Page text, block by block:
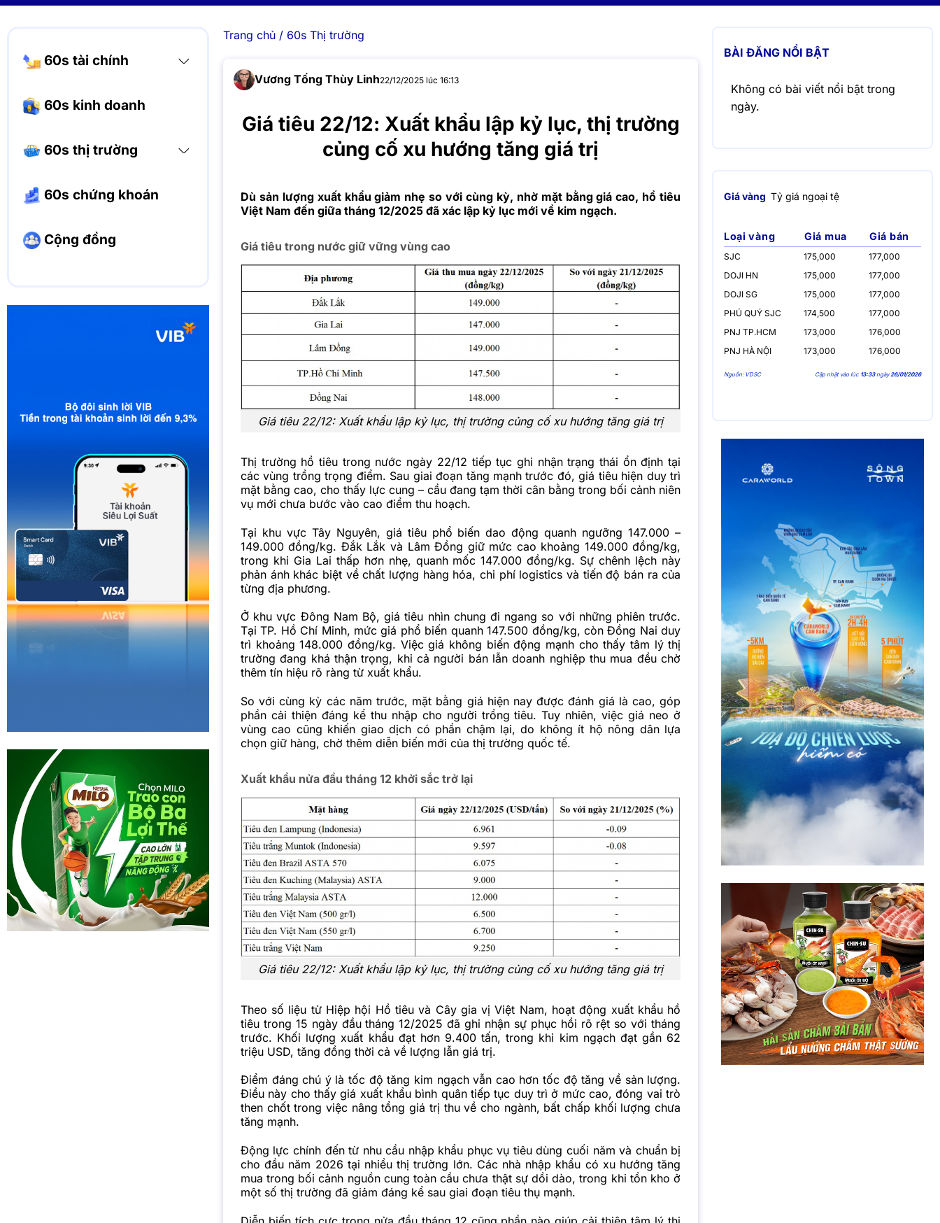
60s tài chính
60s kinh doanh
60s thị trường
60s chứng khoán
Cộng đồng
Trang chủ/ 60s Thị trường
Vương Tống Thùy Linh22/12/2025 lúc 16:13
Giá tiêu 22/12: Xuất khẩu lập kỷ lục, thị trường
củng cố xu hướng tăng giá trị
Dù sản lượng xuất khẩu giảm nhẹ so với cùng kỳ, nhờ mặt bằng giá cao, hồ tiêu
Việt Nam đến giữa tháng 12/2025 đã xác lập kỷ lục mới về kim ngạch.
Giá tiêu trong nước giữ vững vùng cao
Giá tiêu 22/12: Xuất khẩu lập kỷ lục, thị trường củng cố xu hướng tăng giá trị
Thị trường hồ tiêu trong nước ngày 22/12 tiếp tục ghi nhận trạng thái ổn định tại
các vùng trồng trọng điểm. Sau giai đoạn tăng mạnh trước đó, giá tiêu hiện duy trì
mặt bằng cao, cho thấy lực cung – cầu đang tạm thời cân bằng trong bối cảnh niên
vụ mới chưa bước vào cao điểm thu hoạch.
Tại khu vực Tây Nguyên, giá tiêu phổ biến dao động quanh ngưỡng 147.000 –
149.000 đồng/kg. Đắk Lắk và Lâm Đồng giữ mức cao khoảng 149.000 đồng/kg,
trong khi Gia Lai thấp hơn nhẹ, quanh mốc 147.000 đồng/kg. Sự chênh lệch này
phản ánh khác biệt về chất lượng hàng hóa, chi phí logistics và tiến độ bán ra của
từng địa phương.
Ở khu vực Đông Nam Bộ, giá tiêu nhìn chung đi ngang so với những phiên trước.
Tại TP. Hồ Chí Minh, mức giá phổ biến quanh 147.500 đồng/kg, còn Đồng Nai duy
trì khoảng 148.000 đồng/kg. Việc giá không biến động mạnh cho thấy tâm lý thị
trường đang khá thận trọng, khi cả người bán lẫn doanh nghiệp thu mua đều chờ
thêm tín hiệu rõ ràng từ xuất khẩu.
So với cùng kỳ các năm trước, mặt bằng giá hiện nay được đánh giá là cao, góp
phần cải thiện đáng kể thu nhập cho người trồng tiêu. Tuy nhiên, việc giá neo ở
vùng cao cũng khiến giao dịch có phần chậm lại, do không ít hộ nông dân lựa
chọn giữ hàng, chờ thêm diễn biến mới của thị trường quốc tế.
Xuất khẩu nửa đầu tháng 12 khởi sắc trở lại
Giá tiêu 22/12: Xuất khẩu lập kỷ lục, thị trường củng cố xu hướng tăng giá trị
Theo số liệu từ Hiệp hội Hồ tiêu và Cây gia vị Việt Nam, hoạt động xuất khẩu hồ
tiêu trong 15 ngày đầu tháng 12/2025 đã ghi nhận sự phục hồi rõ rệt so với tháng
trước. Khối lượng xuất khẩu đạt hơn 9.400 tấn, trong khi kim ngạch đạt gần 62
triệu USD, tăng đồng thời cả về lượng lẫn giá trị.
Điểm đáng chú ý là tốc độ tăng kim ngạch vẫn cao hơn tốc độ tăng về sản lượng.
Điều này cho thấy giá xuất khẩu bình quân tiếp tục duy trì ở mức cao, đóng vai trò
then chốt trong việc nâng tổng giá trị thu về cho ngành, bất chấp khối lượng chưa
tăng mạnh.
Động lực chính đến từ nhu cầu nhập khẩu phục vụ tiêu dùng cuối năm và chuẩn bị
cho đầu năm 2026 tại nhiều thị trường lớn. Các nhà nhập khẩu có xu hướng tăng
mua trong bối cảnh nguồn cung toàn cầu chưa thật sự dồi dào, trong khi tồn kho ở
một số thị trường đã giảm đáng kể sau giai đoạn tiêu thụ mạnh.
BÀI ĐĂNG NỔI BẬT
Không có bài viết nổi bật trong
ngày.
Giá vàng Tỷ giá ngoại tệ
Loại vàng Giá mua Giá bán
SJC 175,000
177,000
DOJI HN
175,000
177,000
DOJI SG
175,000
177,000
PHÚ QUÝ SJC
174,500
177,000
PNJ TP.HCM
173,000
176,000
PNJ HÀ NỘI
173,000 176,000
Nguồn: VDSC Cập nhật vào lúc 13:33ngày26/01/2026